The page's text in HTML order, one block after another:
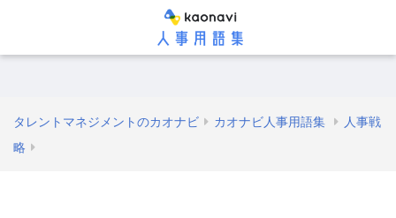
タレントマネジメントのカオナビ カオナビ人事用語集
人事戦
略